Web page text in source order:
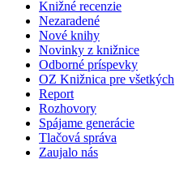
Knižné recenzie
Nezaradené
Nové knihy
Novinky z knižnice
Odborné príspevky
OZ Knižnica pre všetkých
Report
Rozhovory
Spájame generácie
Tlačová správa
Zaujalo nás